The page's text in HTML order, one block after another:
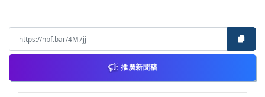
推廣新聞稿